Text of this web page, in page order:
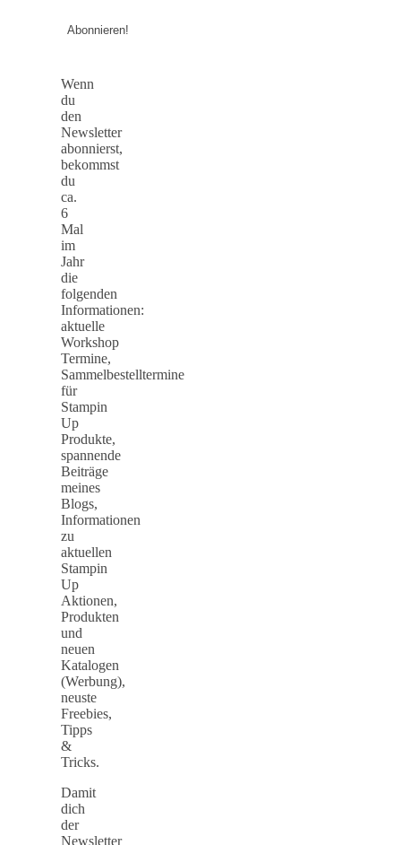
Wenn
du
den
Newsletter
abonnierst,
bekommst
du
ca.
6
Mal
im
Jahr
die
folgenden
Informationen:
aktuelle
Workshop
Termine,
Sammelbestelltermine
für
Stampin
Up
Produkte,
spannende
Beiträge
meines
Blogs,
Informationen
zu
aktuellen
Stampin
Up
Aktionen,
Produkten
und
neuen
Katalogen
(Werbung),
neuste
Freebies,
Tipps
&
Tricks.
Damit
dich
der
Newsletter